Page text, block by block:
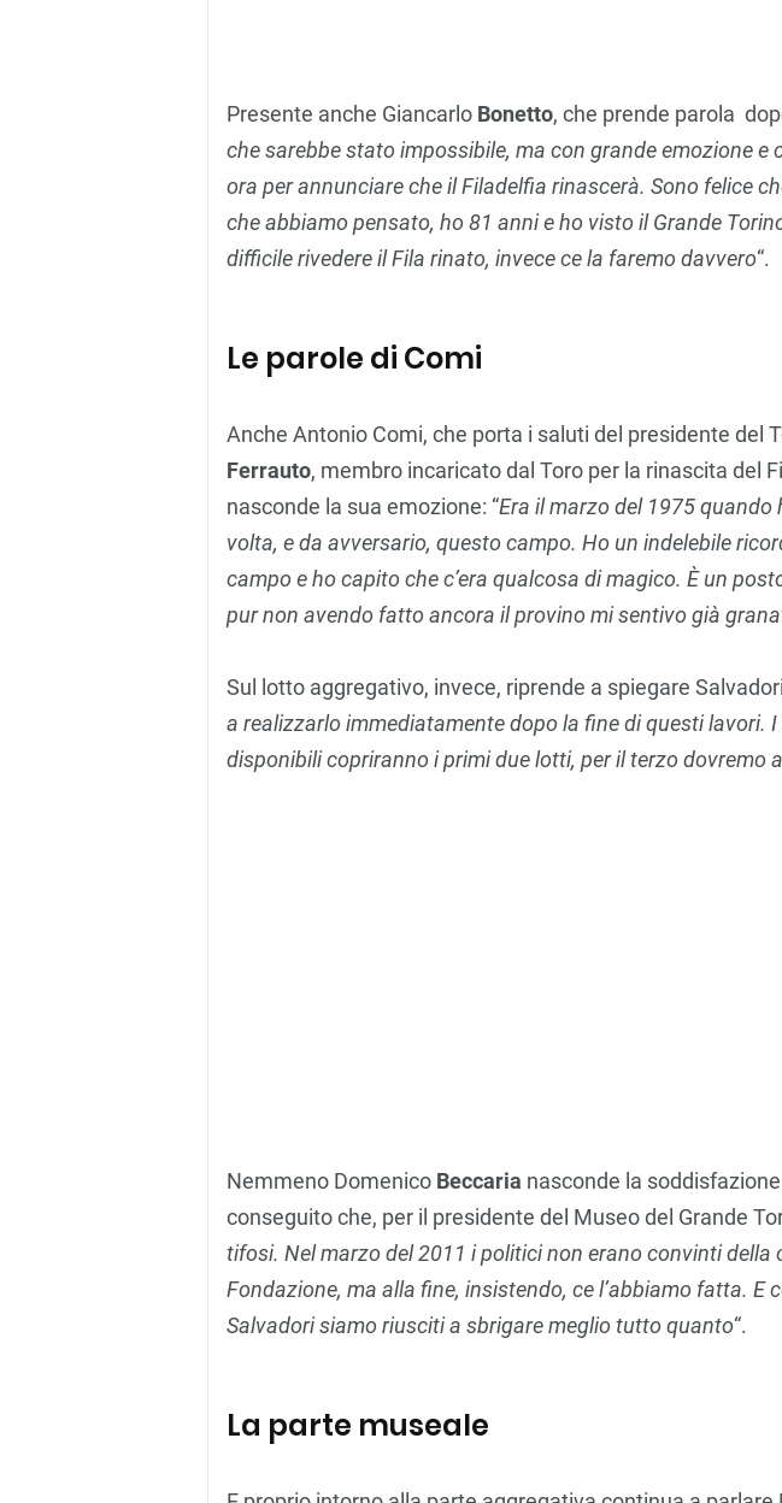
Presente anche Giancarlo Bonetto, che prende parola
che sarebbe stato impossibile, ma con grande emozione e
ora per annunciare che il Filadelfia rinascerà. Sono felice
che abbiamo pensato, ho 81 anni e ho visto il Grande
difficile rivedere il Fila rinato, invece ce la faremo davvero“.
Le parole di Comi
Anche Antonio Comi, che porta i saluti del presidente del
Ferrauto, membro incaricato dal Toro per la rinascita del
nasconde la sua emozione: “Era il marzo del 1975 quando
volta, e da avversario, questo campo. Ho un indelebile
campo e ho capito che c’era qualcosa di magico. È un
pur non avendo fatto ancora il provino mi sentivo già
Sul lotto aggregativo, invece, riprende a spiegare
a realizzarlo immediatamente dopo la fine di questi lavori.
disponibili copriranno i primi due lotti, per il terzo dovremo
Nemmeno Domenico Beccaria nasconde la
conseguito che, per il presidente del Museo del Grande
tifosi. Nel marzo del 2011 i politici non erano convinti della
Fondazione, ma alla fine, insistendo, ce l’abbiamo fatta. E
Salvadori siamo riusciti a sbrigare meglio tutto quanto“.
La parte museale